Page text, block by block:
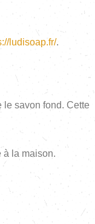
ludisoap.fr/.
le savon fond. Cette
à la maison.